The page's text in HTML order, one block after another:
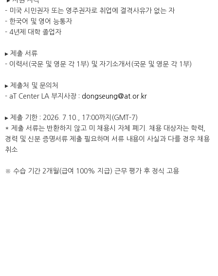
- 미국 시민권자 또는 영주권자로 취업에 결격사유가 없는 자
- 한국어 및 영어 능통자
- 4년제 대학 졸업자
▸ 제출 서류
- 이력서(국문 및 영문 각 1부) 및 자기소개서(국문 및 영문 각 1부)
▸ 제출처 및 문의처
- aT Center LA 부지사장 : dongseung@at.or.kr
▸ 제출 기한 : 2026. 7.10., 17:00까지(GMT-7)
* 제출 서류는 반환하지 않고 미 채용시 자체 폐기. 채용 대상자는 학력,
경력 및 신분 증명서류 제출 필요하며 서류 내용이 사실과 다를 경우 채용
취소
※ 수습 기간 2개월(급여 100% 지급) 근무 평가 후 정식 고용